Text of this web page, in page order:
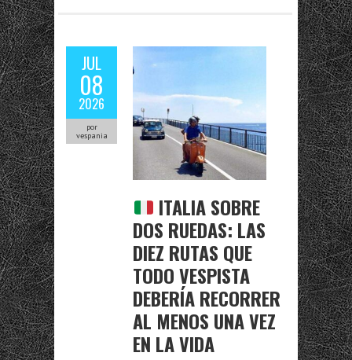
JUL
08
2026
por
vespania
ITALIA SOBRE
DOS RUEDAS: LAS
DIEZ RUTAS QUE
TODO VESPISTA
DEBERÍA RECORRER
AL MENOS UNA VEZ
EN LA VIDA